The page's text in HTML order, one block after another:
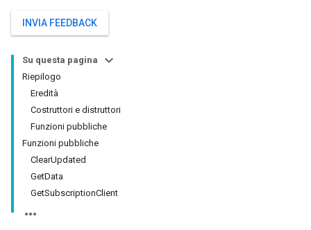
INVIA FEEDBACK
Su questa pagina
Riepilogo
Eredità
Costruttori e distruttori
Funzioni pubbliche
Funzioni pubbliche
ClearUpdated
GetData
GetSubscriptionClient